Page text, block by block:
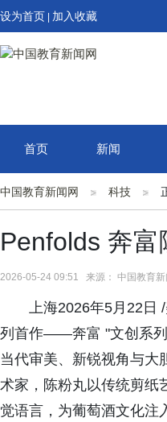
设为首页 加入收藏
首页 新闻
中国教育新闻网 科技
Penfolds 奔
2026-05-24 09:51 来源： 中国教育新
上海2026年5月22日
列首作——奔富 "文创系列
当代审美、新锐视角与大
术家，陈粉丸以传统剪纸
觉语言，为葡萄酒文化注